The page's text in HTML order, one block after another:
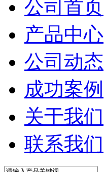
公司首页
产品中心
公司动态
成功案例
关于我们
联系我们